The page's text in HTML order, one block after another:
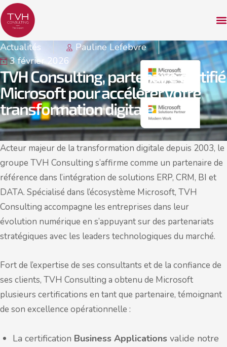
Actualités
Pauline Lefebvre
3 février 2026
TVH Consulting, partenaire certifié
Microsoft pour accélérer votre
transformation digitale
Acteur majeur de la transformation digitale depuis 2003, le
groupe TVH Consulting s’affirme comme un partenaire de
référence dans l’intégration de solutions ERP, CRM, BI et
DATA. Spécialisé dans l’écosystème Microsoft, TVH
Consulting accompagne les entreprises dans leur
évolution numérique en s’appuyant sur des partenariats
stratégiques avec les leaders technologiques du marché.
Fort de l’expertise de ses consultants et de la confiance de
ses clients, TVH Consulting a obtenu de Microsoft
plusieurs certifications en tant que partenaire, témoignant
de son excellence opérationnelle :
La certification Business Applications valide notre